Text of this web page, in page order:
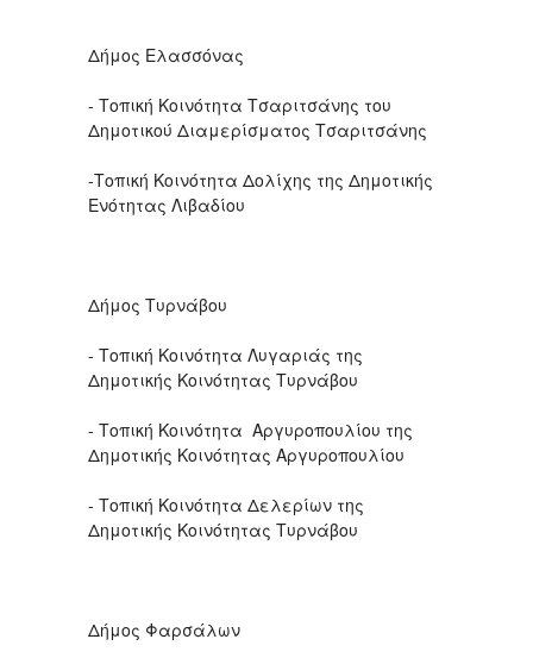
Δήμος Ελασσόνας
- Τοπική Κοινότητα Τσαριτσάνης του
Δημοτικού Διαμερίσματος Τσαριτσάνης
-Τοπική Κοινότητα Δολίχης της Δημοτικής
Ενότητας Λιβαδίου
Δήμος Τυρνάβου
- Τοπική Κοινότητα Λυγαριάς της
Δημοτικής Κοινότητας Τυρνάβου
- Τοπική Κοινότητα Αργυροπουλίου της
Δημοτικής Κοινότητας Αργυροπουλίου
- Τοπική Κοινότητα Δελερίων της
Δημοτικής Κοινότητας Τυρνάβου
Δήμος Φαρσάλων